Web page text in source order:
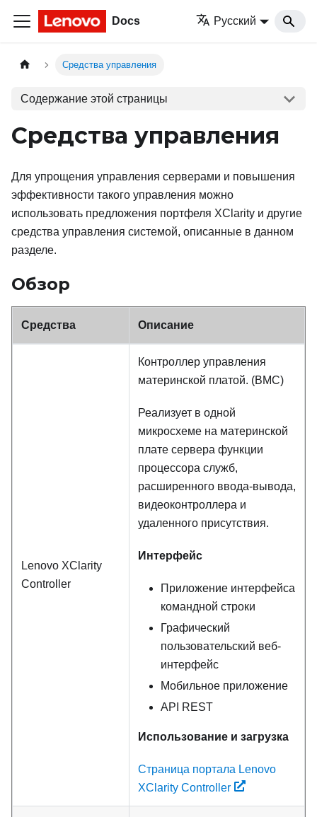
Docs Русский
Средства управления
Содержание этой страницы
Средства управления
Для упрощения управления серверами и повышения
эффективности такого управления можно
использовать предложения портфеля XClarity и другие
средства управления системой, описанные в данном
разделе.
Обзор
Средства Описание
Lenovo XClarity
Controller
Контроллер управления
материнской платой. (BMC)
Реализует в одной
микросхеме на материнской
плате сервера функции
процессора служб,
расширенного ввода-вывода,
видеоконтроллера и
удаленного присутствия.
Интерфейс
Приложение интерфейса
командной строки
Графический
пользовательский веб-
интерфейс
Мобильное приложение
API REST
Использование и загрузка
Страница портала Lenovo
XClarity Controller